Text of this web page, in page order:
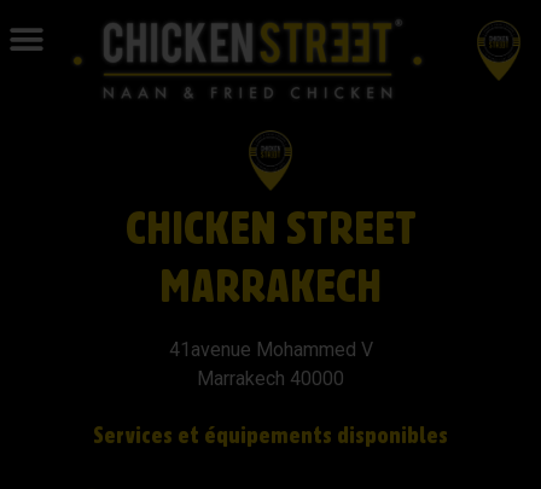
CHICKEN STREET
MARRAKECH
41avenue Mohammed V
Marrakech 40000
Services et équipements disponibles